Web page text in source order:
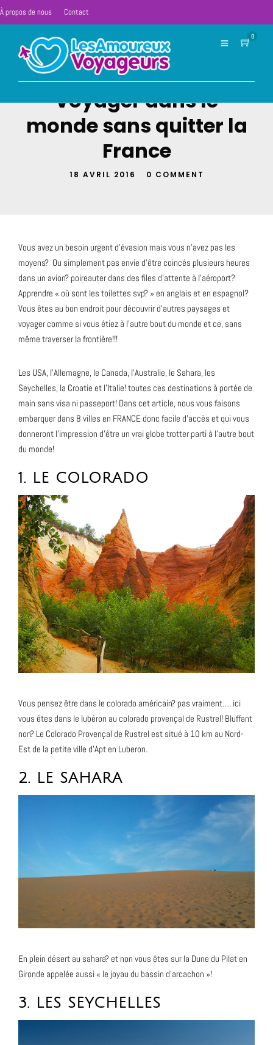
À propos de nous Contact
0
Voyager dans le
monde sans quitter la
France
18 AVRIL 2016 0 COMMENT
Vous avez un besoin urgent d’évasion mais vous n’avez pas les
moyens? Ou simplement pas envie d’être coincés plusieurs heures
dans un avion? poireauter dans des files d’attente à l’aéroport?
Apprendre « où sont les toilettes svp? » en anglais et en espagnol?
Vous êtes au bon endroit pour découvrir d’autres paysages et
voyager comme si vous étiez à l’autre bout du monde et ce, sans
même traverser la frontière!!!
Les USA, l’Allemagne, le Canada, l’Australie, le Sahara, les
Seychelles, la Croatie et l’Italie! toutes ces destinations à portée de
main sans visa ni passeport! Dans cet article, nous vous faisons
embarquer dans 8 villes en FRANCE donc facile d’accès et qui vous
donneront l’impression d’être un vrai globe trotter parti à l’autre bout
du monde!
1. LE COLORADO
Vous pensez être dans le colorado américain? pas vraiment…. ici
vous êtes dans le lubéron au colorado provençal de Rustrel! Bluffant
non? Le Colorado Provençal de Rustrel est situé à 10 km au Nord-
Est de la petite ville d’Apt en Luberon.
2. LE SAHARA
En plein désert au sahara? et non vous êtes sur la Dune du Pilat en
Gironde appelée aussi « le joyau du bassin d’arcachon »!
3. LES SEYCHELLES